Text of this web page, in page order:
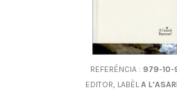
REFERÉNCIA : 979-10-
EDITOR, LABÈLA